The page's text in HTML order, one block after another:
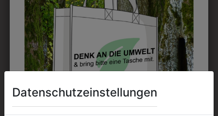
DAS KÖNNTE IHNEN
AUCH GEFALLEN
Datenschutzeinstellungen